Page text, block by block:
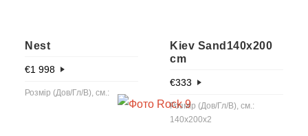
Nest
€1 998
Розмір (Дов/Гл/В), см.:
Kiev Sand140x200
cm
€333
Розмір (Дов/Гл/В), см.:
140x200x2